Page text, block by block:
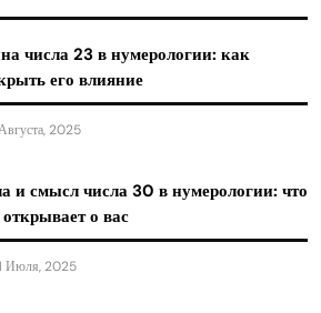
числа 23 в нумерологии: как
его влияние
2025
и смысл числа 30 в нумерологии: что
о вас
Июля, 2025